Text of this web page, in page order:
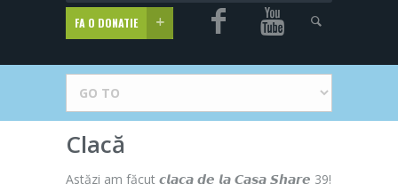
FA O DONATIE
Clacă
Astăzi am făcut 𝙘𝙡𝙖𝙘𝙖 𝙙𝙚 𝙡𝙖 𝘾𝙖𝙨𝙖 𝙎𝙝𝙖𝙧𝙚 39!